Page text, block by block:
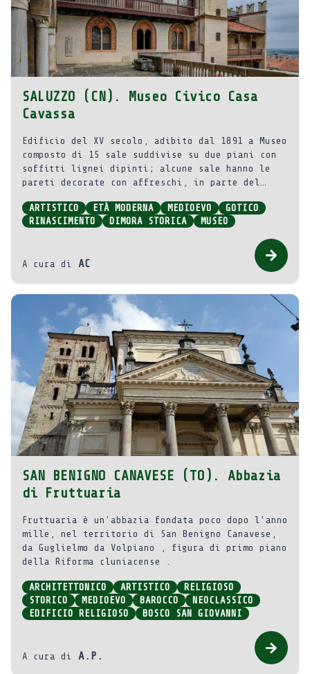
SALUZZO (CN). Museo Civico Casa
Cavassa
Edificio del XV secolo, adibito dal 1891 a Museo
composto di 15 sale suddivise su due piani con
soffitti lignei dipinti; alcune sale hanno le
pareti decorate con affreschi, in parte del
oggetti, mobili, arredi, dipinti prevalentemente
del XV-XVI secolo.
ARTISTICO ETÀ MODERNA MEDIOEVO
GOTICO
RINASCIMENTO
DIMORA STORICA MUSEO
A cura di AC
SAN BENIGNO CANAVESE (TO). Abbazia
di Fruttuaria
Fruttuaria è un’abbazia fondata poco dopo l’anno
mille, nel territorio di San Benigno Canavese,
da Guglielmo da Volpiano , figura di primo piano
della Riforma cluniacense .
ARCHITETTONICO ARTISTICO
RELIGIOSO
STORICO
MEDIOEVO BAROCCO
NEOCLASSICO
EDIFICIO RELIGIOSO
BOSCO SAN GIOVANNI
A cura di A.P.